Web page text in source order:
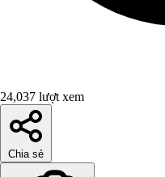
24,037 lượt xem
Chia sẻ